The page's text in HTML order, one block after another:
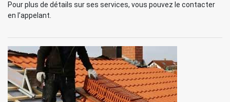
Pour plus de détails sur ses services, vous pouvez le contacter
en l’appelant.